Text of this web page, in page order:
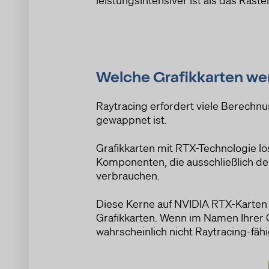
Welche Grafikkarten
Raytracing erfordert viele
gewappnet ist.
Grafikkarten mit RTX-Technologie
Komponenten, die ausschließlich
verbrauchen.
Diese Kerne auf NVIDIA RTX-
Grafikkarten. Wenn im Namen
wahrscheinlich nicht Raytracing-